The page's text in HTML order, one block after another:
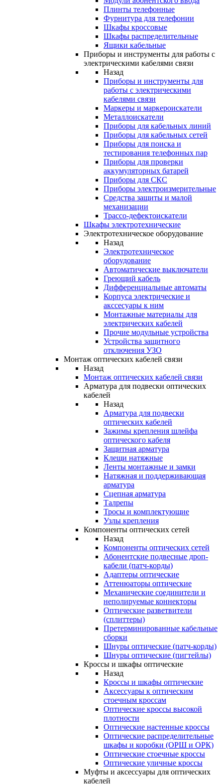
Плинты телефонные
Фурнитура для телефонии
Шкафы кроссовые
Шкафы распределительные
Ящики кабельные
Приборы и инструменты для работы с
электрическими кабелями связи
Назад
Приборы и инструменты для
работы с электрическими
кабелями связи
Маркеры и маркероискатели
Металлоискатели
Приборы для кабельных линий
Приборы для кабельных сетей
Приборы для поиска и
тестирования телефонных пар
Приборы для проверки
аккумуляторных батарей
Приборы для СКС
Приборы электроизмерительные
Средства защиты и малой
механизации
Трассо-дефектоискатели
Шкафы электротехнические
Электротехническое оборудование
Назад
Электротехническое
оборудование
Автоматические выключатели
Греющий кабель
Дифференциальные автоматы
Корпуса электрические и
акссесуары к ним
Монтажные материалы для
электрических кабелей
Прочие модульные устройства
Устройства защитного
отключения УЗО
Монтаж оптических кабелей связи
Назад
Монтаж оптических кабелей связи
Арматура для подвески оптических
кабелей
Назад
Арматура для подвески
оптических кабелей
Зажимы крепления шлейфа
оптического кабеля
Защитная арматура
Клещи натяжные
Ленты монтажные и замки
Натяжная и поддерживающая
арматура
Сцепная арматура
Талрепы
Тросы и комплектующие
Узлы крепления
Компоненты оптических сетей
Назад
Компоненты оптических сетей
Абонентские подвесные дроп-
кабели (патч-корды)
Адаптеры оптические
Аттенюаторы оптические
Механические соединители и
неполируемые коннекторы
Оптические разветвители
(сплиттеры)
Претерминированные кабельные
сборки
Шнуры оптические (патч-корды)
Шнуры оптические (пигтейлы)
Кроссы и шкафы оптические
Назад
Кроссы и шкафы оптические
Аксессуары к оптическим
стоечным кроссам
Оптические кроссы высокой
плотности
Оптические настенные кроссы
Оптические распределительные
шкафы и коробки (ОРШ и ОРК)
Оптические стоечные кроссы
Оптические уличные кроссы
Муфты и аксессуары для оптических
кабелей